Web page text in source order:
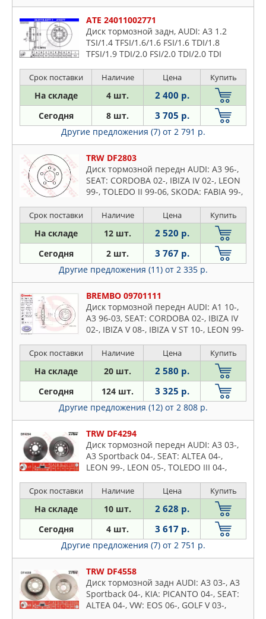
ATE 24011002771
Диск тормозной задн, AUDI: A3 1.2
TSI/1.4 TFSI/1.6/1.6 FSI/1.6 TDI/1.8
TFSI/1.9 TDI/2.0 FSI/2.0 TDI/2.0 TDI
TSI/1.4 TFSI/1.6/1
Срок поставки Наличие Цена Купить
На складе 4 шт. 2 400 р.
Сегодня 8 шт. 3 705 р.
Другие предложения (7) от 2 791 р.
TRW DF2803
Диск тормозной передн AUDI: A3 96-,
SEAT: CORDOBA 02-, IBIZA IV 02-, LEON
99-, TOLEDO II 99-06, SKODA: FABIA 99-,
FABIA се
Срок поставки Наличие Цена Купить
На складе 12 шт. 2 520 р.
Сегодня 2 шт. 3 767 р.
Другие предложения (11) от 2 335 р.
BREMBO 09701111
Диск тормозной передн AUDI: A1 10-,
A3 96-03, SEAT: CORDOBA 02-, IBIZA IV
02-, IBIZA V 08-, IBIZA V ST 10-, LEON 99-
FABIA
Срок поставки Наличие Цена Купить
На складе 20 шт. 2 580 р.
Сегодня 124 шт. 3 325 р.
Другие предложения (12) от 2 808 р.
TRW DF4294
Диск тормозной передн AUDI: A3 03-,
A3 Sportback 04-, SEAT: ALTEA 04-,
LEON 99-, LEON 05-, TOLEDO III 04-,
04-, VW: CADDY I
Срок поставки Наличие Цена Купить
На складе 10 шт. 2 628 р.
Сегодня 4 шт. 3 617 р.
Другие предложения (7) от 2 751 р.
TRW DF4558
Диск тормозной задн AUDI: A3 03-, A3
Sportback 04-, KIA: PICANTO 04-, SEAT:
ALTEA 04-, VW: EOS 06-, GOLF V 03-,